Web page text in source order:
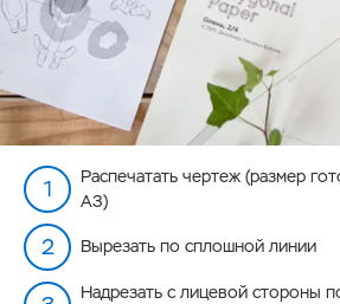
Распечатать чертеж (размер
А3)
Вырезать по сплошной линии
Надрезать с лицевой стороны